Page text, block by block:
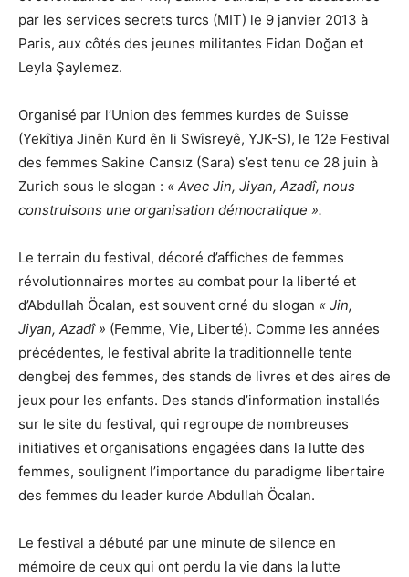
par les services secrets turcs (MIT) le 9 janvier 2013 à
Paris, aux côtés des jeunes militantes Fidan Doğan et
Leyla Şaylemez.
Organisé par l’Union des femmes kurdes de Suisse
(Yekîtiya Jinên Kurd ên li Swîsreyê, YJK-S), le 12e Festival
des femmes Sakine Cansız (Sara) s’est tenu ce 28 juin à
Zurich sous le slogan : « Avec Jin, Jiyan, Azadî, nous
construisons une organisation démocratique ».
Le terrain du festival, décoré d’affiches de femmes
révolutionnaires mortes au combat pour la liberté et
d’Abdullah Öcalan, est souvent orné du slogan « Jin,
Jiyan, Azadî » (Femme, Vie, Liberté). Comme les années
précédentes, le festival abrite la traditionnelle tente
dengbej des femmes, des stands de livres et des aires de
jeux pour les enfants. Des stands d’information installés
sur le site du festival, qui regroupe de nombreuses
initiatives et organisations engagées dans la lutte des
femmes, soulignent l’importance du paradigme libertaire
des femmes du leader kurde Abdullah Öcalan.
Le festival a débuté par une minute de silence en
mémoire de ceux qui ont perdu la vie dans la lutte